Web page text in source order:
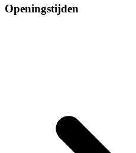
Openingstijden